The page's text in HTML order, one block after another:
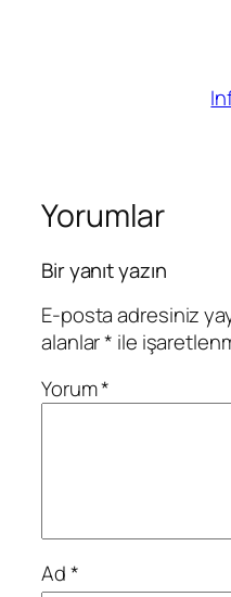
Yorumlar
Bir yanıt yazın
E-posta adresiniz
alanlar* ile
Yorum*
Ad*